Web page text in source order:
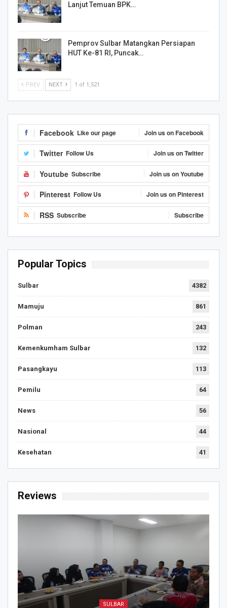
Lanjut Temuan BPK…
Pemprov Sulbar Matangkan Persiapan
HUT Ke-81 RI, Puncak…
PREV NEXT 1 of 1,521
Facebook Like our page Join us on Facebook
Twitter Follow Us Join us on Twitter
Youtube Subscribe Join us on Youtube
Pinterest Follow Us Join us on Pinterest
RSS Subscribe Subscribe
Popular Topics
Sulbar 4382
Mamuju 861
Polman 243
Kemenkumham Sulbar 132
Pasangkayu 113
Pemilu 64
News 56
Nasional 44
Kesehatan 41
Reviews
SULBAR